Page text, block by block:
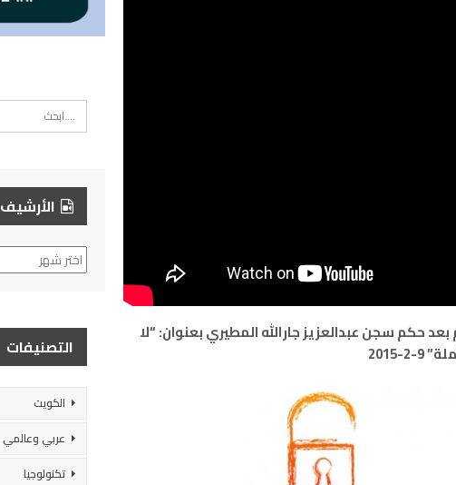
حكم سجن عبدالعزيز جارالله المطيري بعنوان: “لا
2015
الأرشيف
الأرشيف
التصنيفات
الكويت
عربي وعالمي
تكنولوجيا